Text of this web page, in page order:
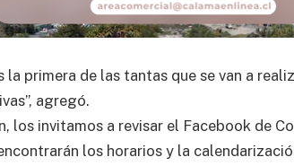
la primera de las tantas que se van a
agregó.
los invitamos a revisar el Facebook de
los horarios y la